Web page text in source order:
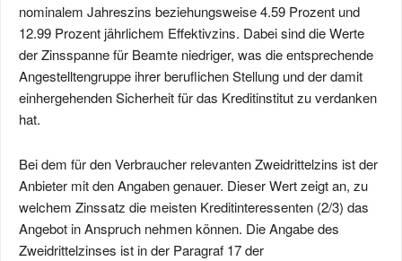
nominalem Jahreszins beziehungsweise 4.59 Prozent und
12.99 Prozent jährlichem Effektivzins. Dabei sind die Werte
der Zinsspanne für Beamte niedriger, was die entsprechende
Angestelltengruppe ihrer beruflichen Stellung und der damit
einhergehenden Sicherheit für das Kreditinstitut zu verdanken
hat.
Bei dem für den Verbraucher relevanten Zweidrittelzins ist der
Anbieter mit den Angaben genauer. Dieser Wert zeigt an, zu
welchem Zinssatz die meisten Kreditinteressenten (2/3) das
Angebot in Anspruch nehmen können. Die Angabe des
Zweidrittelzinses ist in der Paragraf 17 der